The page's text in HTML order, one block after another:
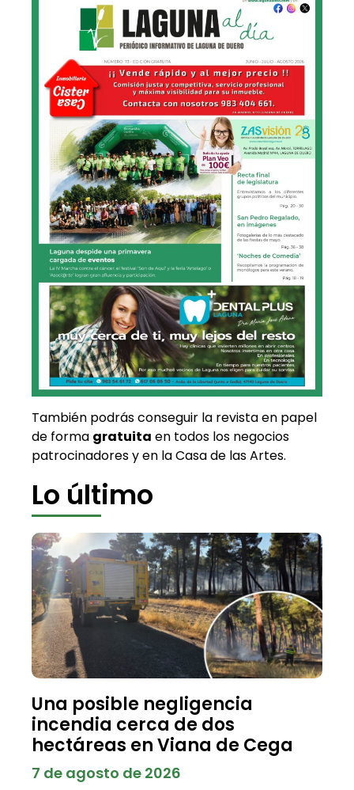
También podrás conseguir la revista en papel
de forma gratuita en todos los negocios
patrocinadores y en la Casa de las Artes.
Lo último
Una posible negligencia
incendia cerca de dos
hectáreas en Viana de Cega
7 de agosto de 2026